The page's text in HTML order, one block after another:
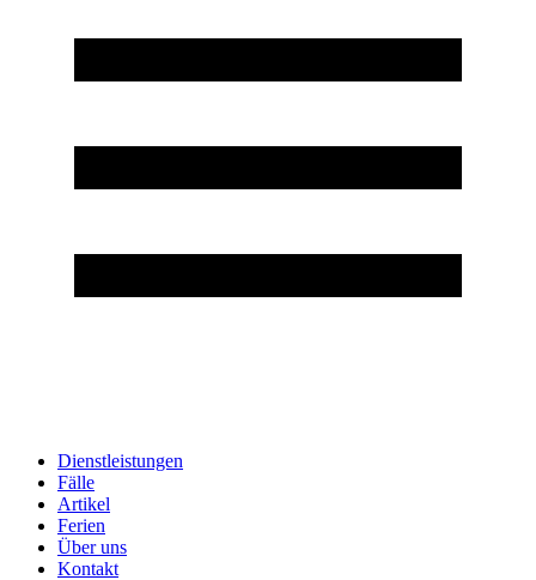
Dienstleistungen
Fälle
Artikel
Ferien
Über uns
Kontakt